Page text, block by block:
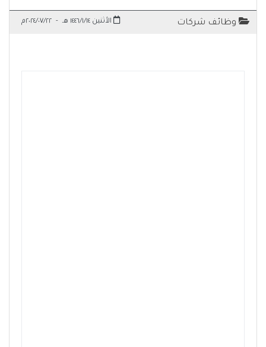
وظائف شركات الأثنين ١٤٤٦/١/١٤ هـ - ٢٠٢٤/٠٧/٢٢م